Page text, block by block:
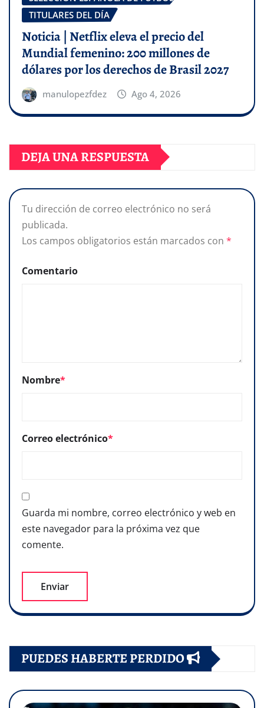
TITULARES DEL DÍA
Noticia | Netflix eleva el precio del
Mundial femenino: 200 millones de
dólares por los derechos de Brasil 2027
manulopezfdez Ago 4, 2026
DEJA UNA RESPUESTA
Tu dirección de correo electrónico no será
publicada.
Los campos obligatorios están marcados con *
Comentario
Nombre*
Correo electrónico*
Guarda mi nombre, correo electrónico y web en
este navegador para la próxima vez que
comente.
PUEDES HABERTE PERDIDO